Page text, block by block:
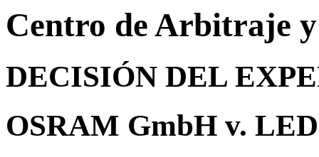
Centro de Arbitraje
DECISIÓN DEL
OSRAM GmbH v.